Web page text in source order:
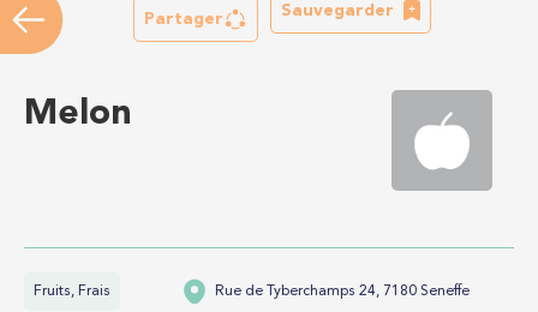
Partager
Sauvegarder
Melon
Fruits, Frais Rue de Tyberchamps 24, 7180 Seneffe